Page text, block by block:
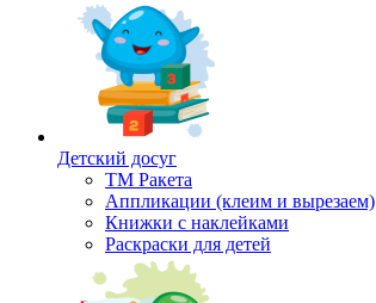
Детский досуг
ТМ Ракета
Аппликации (клеим и вырезаем)
Книжки с наклейками
Раскраски для детей